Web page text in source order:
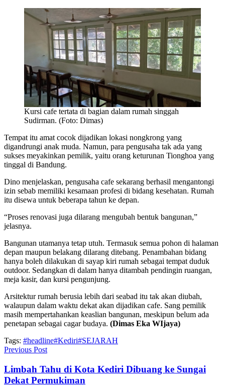
Kursi cafe tertata di bagian dalam rumah singgah
Sudirman. (Foto: Dimas)
Tempat itu amat cocok dijadikan lokasi nongkrong yang
digandrungi anak muda. Namun, para pengusaha tak ada yang
sukses meyakinkan pemilik, yaitu orang keturunan Tionghoa yang
tinggal di Bandung.
Dino menjelaskan, pengusaha cafe sekarang berhasil mengantongi
izin sebab memiliki kesamaan profesi di bidang kesehatan. Rumah
itu disewa untuk beberapa tahun ke depan.
“Proses renovasi juga dilarang mengubah bentuk bangunan,”
jelasnya.
Bangunan utamanya tetap utuh. Termasuk semua pohon di halaman
depan maupun belakang dilarang ditebang. Penambahan bidang
hanya boleh dilakukan di sayap kiri rumah sebagai tempat duduk
outdoor. Sedangkan di dalam hanya ditambah pendingin ruangan,
meja kasir, dan kursi pengunjung.
Arsitektur rumah berusia lebih dari seabad itu tak akan diubah,
walaupun dalam waktu dekat akan dijadikan cafe. Sang pemilik
masih mempertahankan keaslian bangunan, meskipun belum ada
penetapan sebagai cagar budaya. (Dimas Eka WIjaya)
Tags: #headline#Kediri#SEJARAH
Previous Post
Limbah Tahu di Kota Kediri Dibuang ke Sungai
Dekat Permukiman